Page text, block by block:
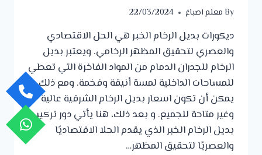
Byمعلم اصباغ 22/03/2024
ديكورات بديل الرخام الخبر هي الحل الاقتصادي
والعصري لتحقيق المظهر الرخامي. ويعتبر بديل
الرخام للجدران الدمام من المواد الفاخرة التي تعطي
للمساحات الداخلية لمسة أنيقة وفخمة. ومع ذلك،
يمكن أن تكون اسعار بديل الرخام الشرقية عالية
وغير متاحة للجميع. و بعد ذلك، هنا يأتي دور تركيب
بديل الرخام الخبر الذي يقدم الحلا الاقتصاديًا
والعصريًا لتحقيق المظهر…